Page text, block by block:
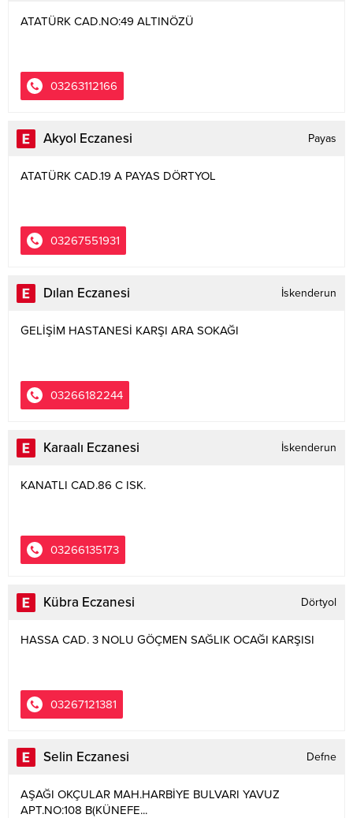
ATATÜRK CAD.NO:49 ALTINÖZÜ
03263112166
Akyol Eczanesi Payas
ATATÜRK CAD.19 A PAYAS DÖRTYOL
03267551931
Dılan Eczanesi İskenderun
GELİŞİM HASTANESİ KARŞI ARA SOKAĞI
03266182244
Karaalı Eczanesi İskenderun
KANATLI CAD.86 C ISK.
03266135173
Kübra Eczanesi Dörtyol
HASSA CAD. 3 NOLU GÖÇMEN SAĞLIK OCAĞI KARŞISI
03267121381
Selin Eczanesi Defne
AŞAĞI OKÇULAR MAH.HARBİYE BULVARI YAVUZ
APT.NO:108 B(KÜNEFE...